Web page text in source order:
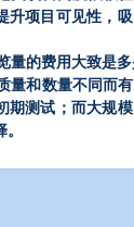
升项目可见性，
量的费用大致是
量和数量不同而
期测试；而大规